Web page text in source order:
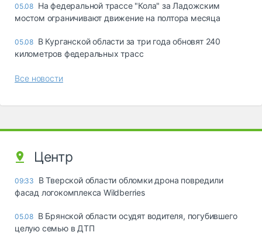
05.08 На федеральной трассе "Кола" за Ладожским
мостом ограничивают движение на полтора месяца
05.08 В Курганской области за три года обновят 240
километров федеральных трасс
Все новости
Центр
09:33
В Тверской области обломки дрона повредили
фасад логокомплекса Wildberries
05.08 В Брянской области осудят водителя, погубившего
целую семью в ДТП